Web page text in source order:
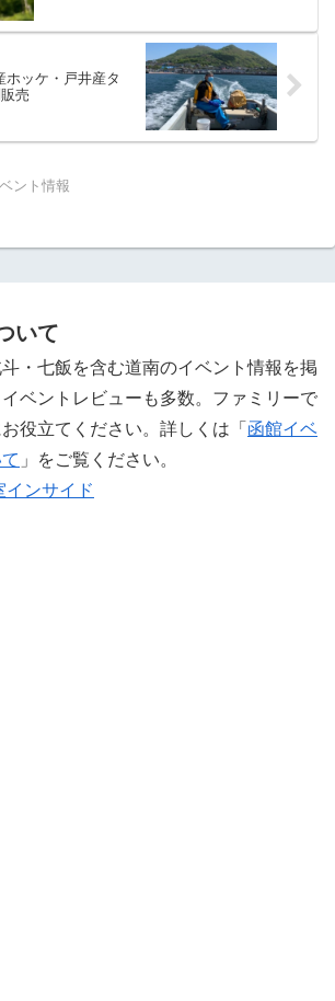
ホッケ・戸井産タ
売
ント情報
いて
・七飯を含む道南のイベント情報を掲
ベントレビューも多数。ファミリーで
役立てください。詳しくは「 函館イベ
」をご覧ください。 ‎
インサイド